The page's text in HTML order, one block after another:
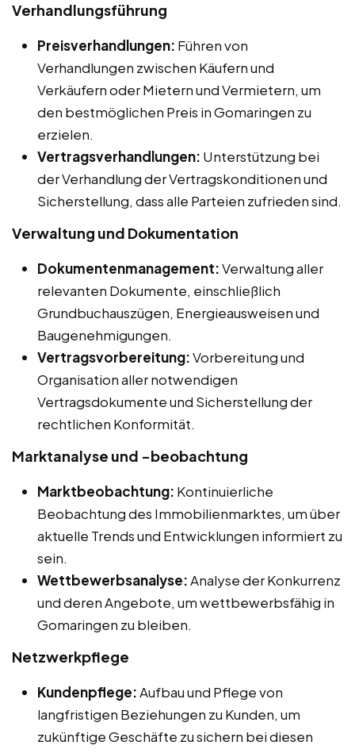
Verhandlungsführung
Preisverhandlungen: Führen von
Verhandlungen zwischen Käufern und
Verkäufern oder Mietern und Vermietern, um
den bestmöglichen Preis in Gomaringen zu
erzielen.
Vertragsverhandlungen: Unterstützung bei
der Verhandlung der Vertragskonditionen und
Sicherstellung, dass alle Parteien zufrieden sind.
Verwaltung und Dokumentation
Dokumentenmanagement:Verwaltung aller
relevanten Dokumente, einschließlich
Grundbuchauszügen, Energieausweisen und
Baugenehmigungen.
Vertragsvorbereitung:Vorbereitung und
Organisation aller notwendigen
Vertragsdokumente und Sicherstellung der
rechtlichen Konformität.
Marktanalyse und -beobachtung
Marktbeobachtung: Kontinuierliche
Beobachtung des Immobilienmarktes, um über
aktuelle Trends und Entwicklungen informiert zu
sein.
Wettbewerbsanalyse:Analyse der Konkurrenz
und deren Angebote, um wettbewerbsfähig in
Gomaringen zu bleiben.
Netzwerkpflege
Kundenpflege:Aufbau und Pflege von
langfristigen Beziehungen zu Kunden, um
zukünftige Geschäfte zu sichern bei diesen